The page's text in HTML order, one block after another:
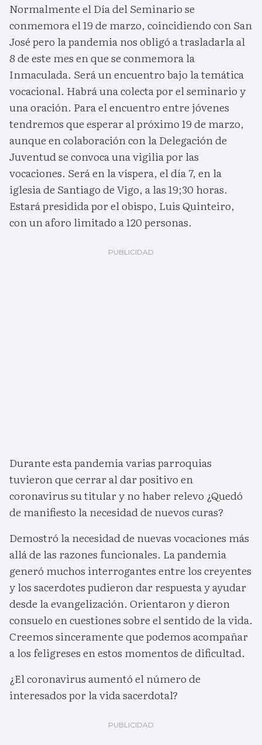
Normalmente el Día del Seminario se
conmemora el 19 de marzo, coincidiendo con San
José pero la pandemia nos obligó a trasladarla al
8 de este mes en que se conmemora la
Inmaculada. Será un encuentro bajo la temática
vocacional. Habrá una colecta por el seminario y
una oración. Para el encuentro entre jóvenes
tendremos que esperar al próximo 19 de marzo,
aunque en colaboración con la Delegación de
Juventud se convoca una vigilia por las
vocaciones. Será en la víspera, el día 7, en la
iglesia de Santiago de Vigo, a las 19;30 horas.
Estará presidida por el obispo, Luis Quinteiro,
con un aforo limitado a 120 personas.
Durante esta pandemia varias parroquias
tuvieron que cerrar al dar positivo en
coronavirus su titular y no haber relevo ¿Quedó
de manifiesto la necesidad de nuevos curas?
Demostró la necesidad de nuevas vocaciones más
allá de las razones funcionales. La pandemia
generó muchos interrogantes entre los creyentes
y los sacerdotes pudieron dar respuesta y ayudar
desde la evangelización. Orientaron y dieron
consuelo en cuestiones sobre el sentido de la vida.
Creemos sinceramente que podemos acompañar
a los feligreses en estos momentos de dificultad.
¿El coronavirus aumentó el número de
interesados por la vida sacerdotal?